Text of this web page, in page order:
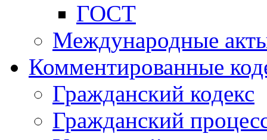
ГОСТ
Международные
Комментированные
Гражданский кодекс
Гражданский